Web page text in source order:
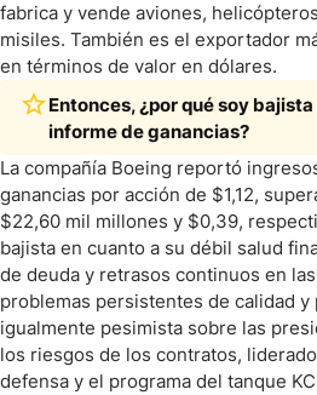
fabrica y vende aviones,
misiles. También es el exportador
en términos de valor en dólares.
Entonces, ¿por qué soy
informe de ganancias?
La compañía Boeing reportó
ganancias por acción de $1,12,
$22,60 mil millones y $0,39,
bajista en cuanto a su débil salud
de deuda y retrasos continuos en
problemas persistentes de calidad y
igualmente pesimista sobre las
los riesgos de los contratos,
defensa y el programa del tanque